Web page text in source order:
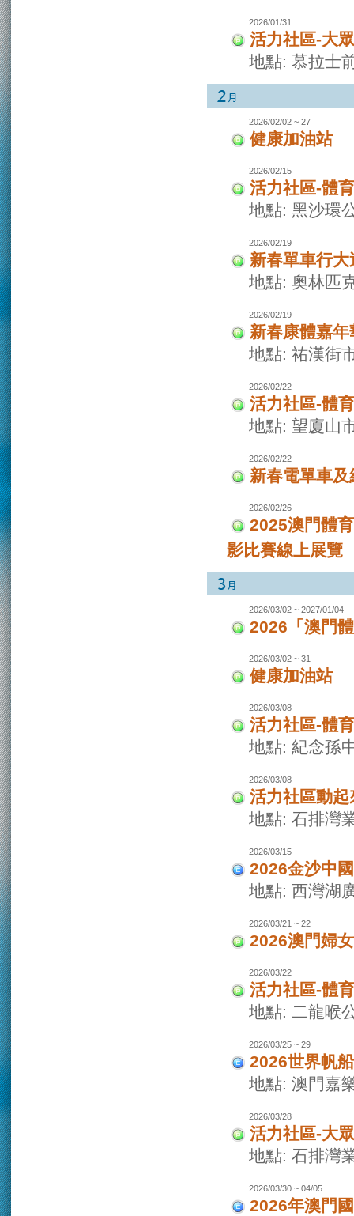
2026/01/31
活力社區-大
地點: 慕拉士
2026/02/02 ~ 27
健康加油站
2026/02/15
活力社區-體
地點: 黑沙環
2026/02/19
新春單車行大
地點: 奧林匹
2026/02/19
新春康體嘉年
地點: 祐漢街
2026/02/22
活力社區-體
地點: 望廈山
2026/02/22
新春電單車
2026/02/26
2025澳門體
影比賽線上展覽
2026/03/02 ~ 2027/01/04
2026「澳門
2026/03/02 ~ 31
健康加油站
2026/03/08
活力社區-體
地點: 紀念孫
2026/03/08
活力社區動
地點: 石排灣
2026/03/15
2026金沙中
地點: 西灣湖
2026/03/21 ~ 22
2026澳門婦
2026/03/22
活力社區-體
地點: 二龍喉
2026/03/25 ~ 29
2026世界帆
地點: 澳門嘉
2026/03/28
活力社區-大
地點: 石排灣
2026/03/30 ~ 04/05
2026年澳門